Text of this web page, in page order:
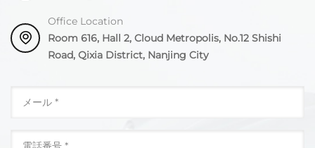
Office Location
Room 616, Hall 2, Cloud Metropolis, No.12 Shishi
Road, Qixia District, Nanjing City